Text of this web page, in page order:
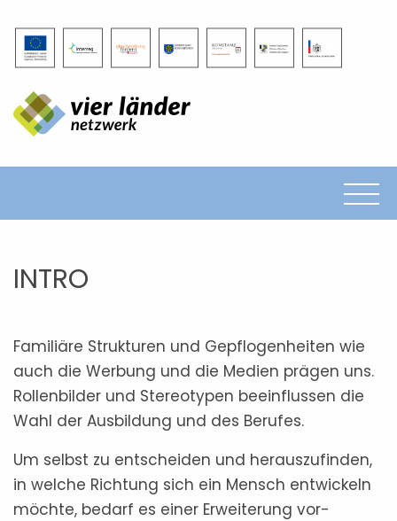
Mädchenparlament
Erhebungen
Impressum
INTRO
Familiäre Strukturen und Gepflogenheiten wie
auch die Werbung und die Medien prägen uns.
Rollenbilder und Stereotypen beeinflussen die
Wahl der Ausbildung und des Berufes.
Um selbst zu entscheiden und herauszufinden,
in welche Richtung sich ein Mensch entwickeln
möchte, bedarf es einer Erweiterung vor­